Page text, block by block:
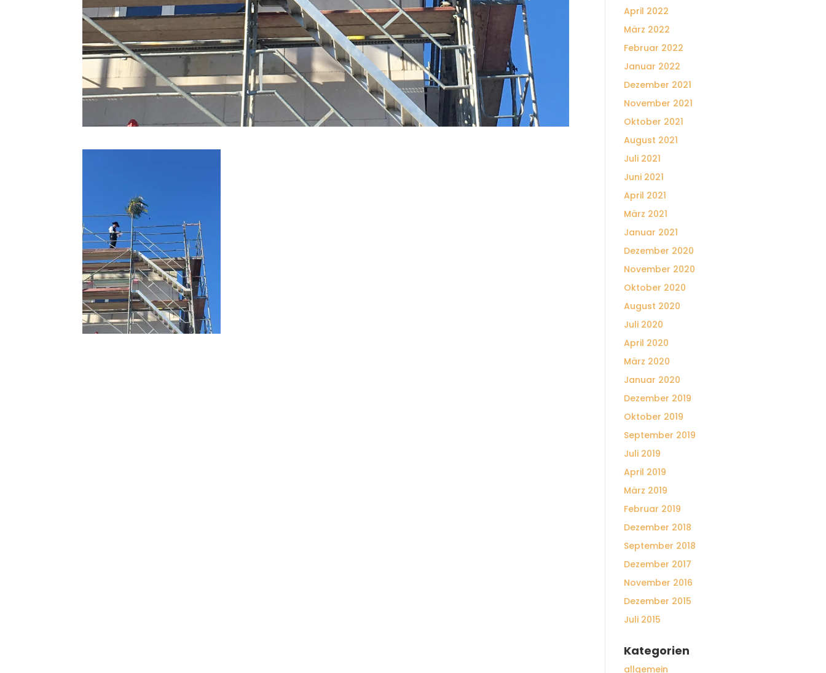
April 2022
März 2022
Februar 2022
Januar 2022
Dezember 2021
November 2021
Oktober 2021
August 2021
Juli 2021
Juni 2021
April 2021
März 2021
Januar 2021
Dezember 2020
November 2020
Oktober 2020
August 2020
Juli 2020
April 2020
März 2020
Januar 2020
Dezember 2019
Oktober 2019
September 2019
Juli 2019
April 2019
März 2019
Februar 2019
Dezember 2018
September 2018
Dezember 2017
November 2016
Dezember 2015
Juli 2015
Kategorien
allgemein